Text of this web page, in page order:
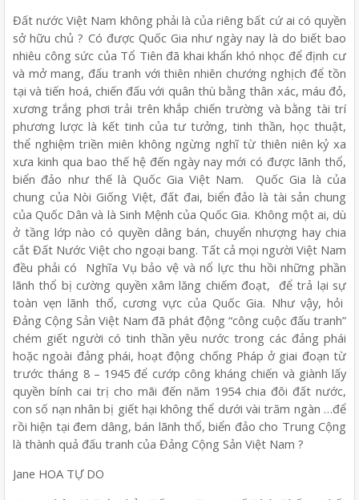
Đất nước Việt Nam không phải là của riêng bất cứ ai có quyền
sở hữu chủ ? Có được Quốc Gia như ngày nay là do biết bao
nhiêu công sức của Tổ Tiên đã khai khẩn khó nhọc để định cư
và mở mang, đấu tranh với thiên nhiên chướng nghịch để tồn
tại và tiến hoá, chiến đấu với quân thù bằng thân xác, máu đỏ,
xương trắng phơi trải trên khắp chiến trường và bằng tài trí
phương lược là kết tinh của tư tưởng, tinh thần, học thuật,
thể nghiệm triền miên không ngừng nghĩ từ thiên niên kỷ xa
xưa kinh qua bao thế hệ đến ngày nay mới có được lãnh thổ,
biển đảo như thế là Quốc Gia Việt Nam. Quốc Gia là của
chung của Nòi Giống Việt, đất đai, biển đảo là tài sản chung
của Quốc Dân và là Sinh Mệnh của Quốc Gia. Không một ai, dù
ở tầng lớp nào có quyền dâng bán, chuyển nhượng hay chia
cắt Đất Nước Việt cho ngoại bang. Tất cả mọi người Việt Nam
đều phải có Nghĩa Vụ bảo vệ và nổ lực thu hồi những phần
lãnh thổ bị cường quyền xâm lăng chiếm đoạt, để trả lại sự
toàn vẹn lãnh thổ, cương vực của Quốc Gia. Như vậy, hỏi
Đảng Cộng Sản Việt Nam đã phát động “công cuộc đấu tranh”
chém giết người có tinh thần yêu nước trong các đảng phái
hoặc ngoài đảng phái, hoạt động chống Pháp ở giai đoạn từ
trước tháng 8 – 1945 để cướp công kháng chiến và giành lấy
quyền bính cai trị cho mãi đến năm 1954 chia đôi đất nước,
con số nạn nhân bị giết hại không thể dưới vài trăm ngàn …để
rồi hiện tại đem dâng, bán lãnh thổ, biển đảo cho Trung Cộng
là thành quả đấu tranh của Đảng Cộng Sản Việt Nam ?
Jane HOA TỰ DO